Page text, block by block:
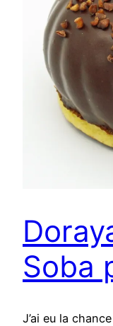
Soba
J’ai eu la